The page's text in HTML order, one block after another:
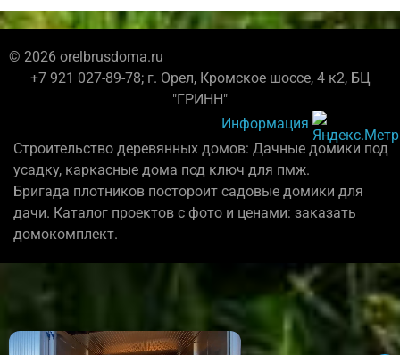
© 2026 orelbrusdoma.ru
+7 921 027-89-78; г. Орел, Кромское шоссе, 4 к2, БЦ
"ГРИНН"
Информация
Строительство деревянных домов: Дачные домики под
усадку, каркасные дома под ключ для пмж.
Бригада плотников постороит садовые домики для
дачи. Каталог проектов с фото и ценами: заказать
домокомплект.